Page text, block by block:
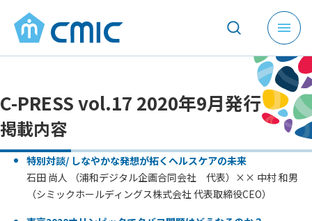
メ
ニ
ュ
ー
を
開
く
C-PRESS vol.17 2020年9月発行
掲載内容
特別対談/ しなやかな発想が拓くヘルスケアの未来
石田 尚人 （浦和デジタル企画合同会社 代表）×× 中村 和男
（シミックホールディングス株式会社 代表取締役CEO）